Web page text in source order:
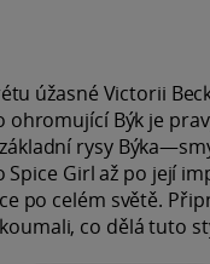
úžasné Victorii
Býk je
rysy
Girl až po její
po celém světě.
co dělá tuto